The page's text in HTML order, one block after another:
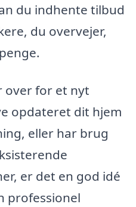
du indhente tilbud
du overvejer,
over for et nyt
opdateret dit hjem
eller har brug
er det en god idé
professionel